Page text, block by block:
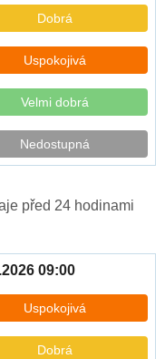
Dobrá
Uspokojivá
Velmi dobrá
Nedostupná
před 24 hodinami
09:00
Uspokojivá
Dobrá